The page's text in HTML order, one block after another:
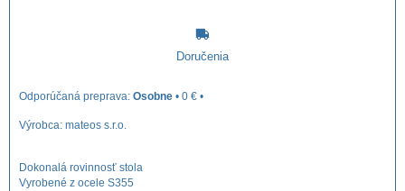
Doručenia
Osobne • 0 € •
Výrobca: mateos s.r.o.
Dokonalá rovinnosť stola
Vyrobené z ocele S355